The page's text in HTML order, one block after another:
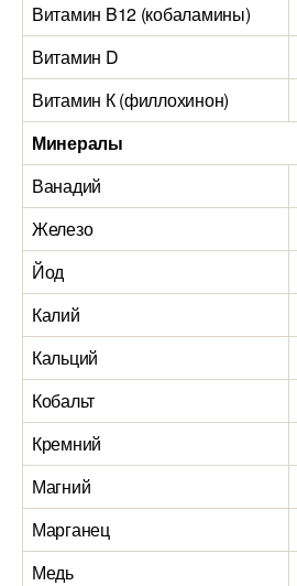
Витамин B12 (кобаламины)
Витамин D
Витамин К (филлохинон)
Минералы
Ванадий
Железо
Йод
Калий
Кальций
Кобальт
Кремний
Магний
Марганец
Медь